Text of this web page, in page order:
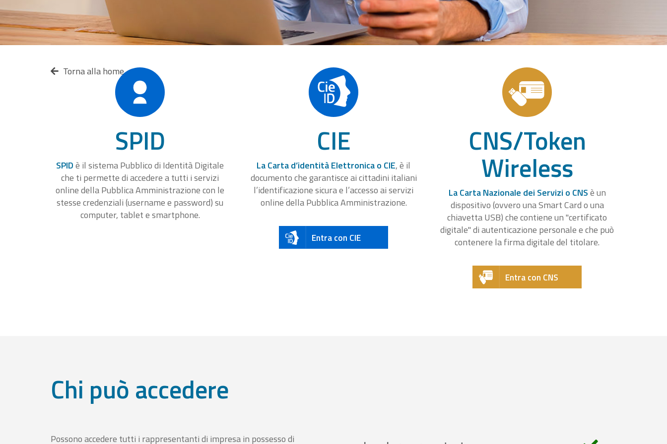
Torna alla home
SPID
SPIDè il sistema Pubblico di Identità Digitale
che ti permette di accedere a tutti i servizi
online della Pubblica Amministrazione con le
stesse credenziali (username e password) su
computer, tablet e smartphone.
CIE
La Carta d’identità Elettronica o CIE, è il
documento che garantisce ai cittadini italiani
l’identificazione sicura e l’accesso ai servizi
online della Pubblica Amministrazione.
Entra con CIE
CNS/Token
Wireless
La Carta Nazionale dei Servizi o CNSè un
dispositivo (ovvero una Smart Card o una
chiavetta USB) che contiene un "certificato
digitale" di autenticazione personale e che può
contenere la firma digitale del titolare.
Entra con CNS
Chi può accedere
Possono accedere tutti i rappresentanti di impresa in possesso di